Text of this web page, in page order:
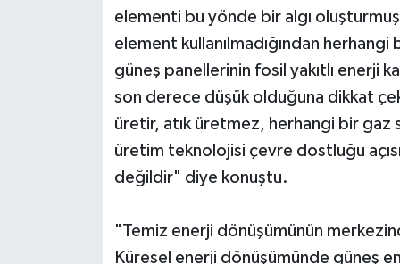
elementi bu yönde bir algı
element kullanılmadığından
güneş panellerinin fosil yakıtlı enerji
son derece düşük olduğuna dikkat
üretir, atık üretmez, herhangi bir gaz
üretim teknolojisi çevre dostluğu
değildir" diye konuştu.
"Temiz enerji dönüşümünün
Küresel enerji dönüşümünde güneş